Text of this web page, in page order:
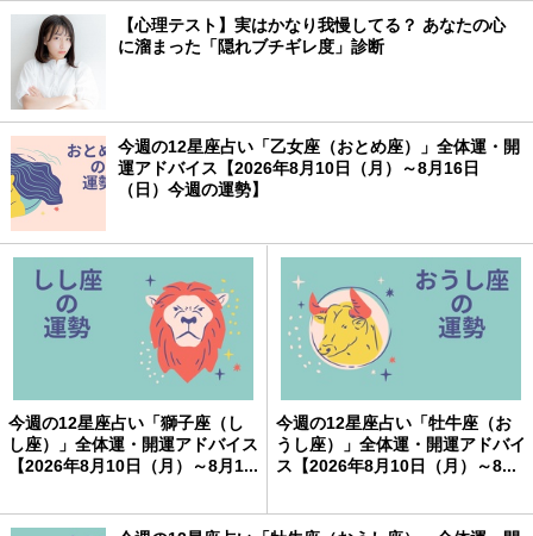
【心理テスト】実はかなり我慢してる？ あなたの心
に溜まった「隠れブチギレ度」診断
今週の12星座占い「乙女座（おとめ座）」全体運・開
運アドバイス【2026年8月10日（月）～8月16日
（日）今週の運勢】
今週の12星座占い「獅子座（し
し座）」全体運・開運アドバイス
【2026年8月10日（月）～8月1...
今週の12星座占い「牡牛座（お
うし座）」全体運・開運アドバイ
ス【2026年8月10日（月）～8...